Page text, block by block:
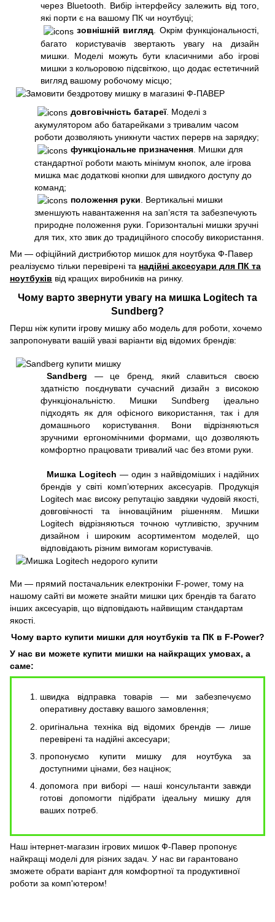
через Bluetooth. Вибір інтерфейсу залежить від того,
які порти є на вашому ПК чи ноутбуці;
зовнішній вигляд. Окрім функціональності,
багато користувачів звертають увагу на дизайн
мишки. Моделі можуть бути класичними або ігрові
мишки з кольоровою підсвіткою, що додає естетичний
вигляд вашому робочому місцю;
довговічність батареї. Моделі з
акумулятором або батарейками з тривалим часом
роботи дозволяють уникнути частих перерв на зарядку;
функціональне призначення. Мишки для
стандартної роботи мають мінімум кнопок, але ігрова
мишка має додаткові кнопки для швидкого доступу до
команд;
положення руки . Вертикальні мишки
зменшують навантаження на зап’ястя та забезпечують
природне положення руки. Горизонтальні мишки зручні
для тих, хто звик до традиційного способу використання.
Ми — офіційний дистрибютор мишок для ноутбука Ф-Павер
реалізуємо тільки перевірені та надійні аксесуари для ПК та
ноутбуків від кращих виробників на ринку.
Чому варто звернути увагу на мишка Logitech та
Sundberg?
Перш ніж купити ігрову мишку або модель для роботи, хочемо
запропонувати вашій увазі варіанти від відомих брендів:
Sandberg — це бренд, який славиться своєю
здатністю поєднувати сучасний дизайн з високою
функціональністю. Мишки Sundberg ідеально
підходять як для офісного використання, так і для
домашнього користування. Вони відрізняються
зручними ергономічними формами, що дозволяють
комфортно працювати тривалий час без втоми руки.
Мишка Logitech — один з найвідоміших і надійних
брендів у світі комп’ютерних аксесуарів. Продукція
Logitech має високу репутацію завдяки чудовій якості,
довговічності та інноваційним рішенням. Мишки
Logitech відрізняються точною чутливістю, зручним
дизайном і широким асортиментом моделей, що
відповідають різним вимогам користувачів.
Ми — прямий постачальник електроніки F-power, тому на
нашому сайті ви можете знайти мишки цих брендів та багато
інших аксесуарів, що відповідають найвищим стандартам
якості.
Чому варто купити мишки для ноутбуків та ПК в F-Power?
У нас ви можете купити мишки на найкращих умовах, а
саме:
швидка відправка товарів — ми забезпечуємо
оперативну доставку вашого замовлення;
оригінальна техніка від відомих брендів — лише
перевірені та надійні аксесуари;
пропонуємо купити мишку для ноутбука за
доступними цінами, без націнок;
допомога при виборі — наші консультанти завжди
готові допомогти підібрати ідеальну мишку для
ваших потреб.
Наш інтернет-магазин ігрових мишок Ф-Павер пропонує
найкращі моделі для різних задач. У нас ви гарантовано
зможете обрати варіант для комфортної та продуктивної
роботи за комп'ютером!